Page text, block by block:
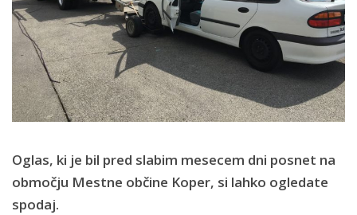
Oglas, ki je bil pred slabim mesecem dni posnet na
območju Mestne občine Koper, si lahko ogledate
spodaj.